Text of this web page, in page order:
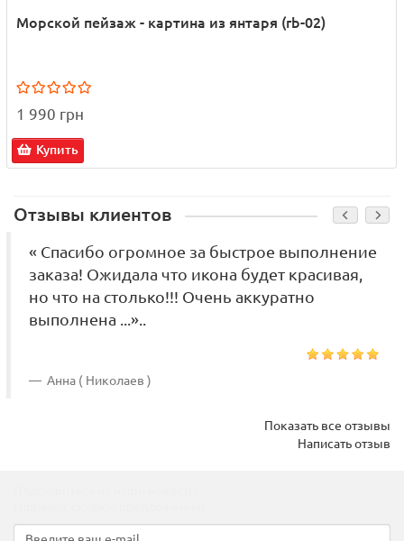
Морской пейзаж - картина из янтаря (rb-02)
1 990 грн
Купить
Отзывы клиентов
« Спасибо огромное за быстрое выполнение
заказа! Ожидала что икона будет красивая,
но что на столько!!! Очень аккуратно
выполнена ...»..
Анна ( Николаев )
Показать все отзывы
Написать отзыв